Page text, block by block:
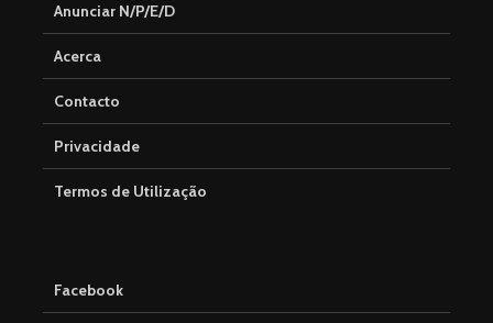
Anunciar N/P/E/D
Acerca
Contacto
Privacidade
Termos de Utilização
Facebook